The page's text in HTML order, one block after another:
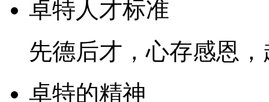
卓特人才标准
先德后才，心存感恩
卓特的精神